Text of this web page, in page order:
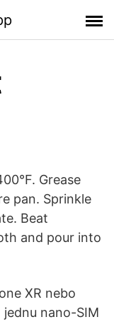
Grease
pan. Sprinkle
Beat
and pour into
XR nebo
nano-SIM